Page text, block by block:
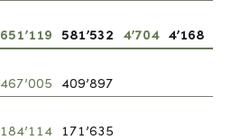
651’119 581’532 4’704
4’168
467’005
409’897
184’114 171’635